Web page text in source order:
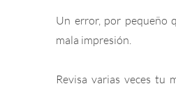
Un error, por pequeño
mala impresión.
Revisa varias veces tu